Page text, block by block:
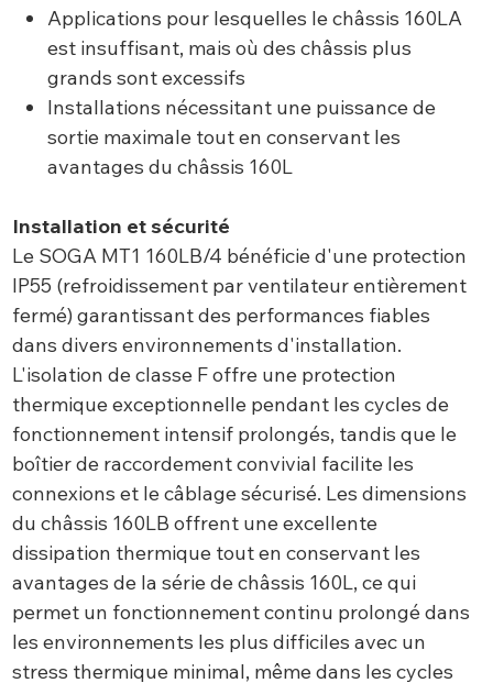
Applications pour lesquelles le châssis 160LA
est insuffisant, mais où des châssis plus
grands sont excessifs
Installations nécessitant une puissance de
sortie maximale tout en conservant les
avantages du châssis 160L
Installation et sécurité
Le SOGA MT1 160LB/4 bénéficie d'une protection
IP55 (refroidissement par ventilateur entièrement
fermé) garantissant des performances fiables
dans divers environnements d'installation.
L'isolation de classe F offre une protection
thermique exceptionnelle pendant les cycles de
fonctionnement intensif prolongés, tandis que le
boîtier de raccordement convivial facilite les
connexions et le câblage sécurisé. Les dimensions
du châssis 160LB offrent une excellente
dissipation thermique tout en conservant les
avantages de la série de châssis 160L, ce qui
permet un fonctionnement continu prolongé dans
les environnements les plus difficiles avec un
stress thermique minimal, même dans les cycles